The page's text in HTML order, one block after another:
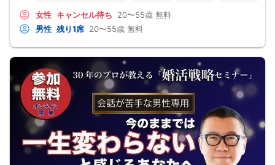
これらすべて、
奥手男子に合わない方法です。
なぜなら、趣味や共通の話題などをしても
次につなげようとすればするほど、
男性中心で考えていることが伝わり、
気づかないうちに「女性の信頼」を失ってしまう。
さらに、出会いの数を増やしても
気になる女性を目の前にすると、
「好印象に思われたい。嫌われたくない。」
という気持ちが強くなり、
どうしても当たり障りない会話してしまう。
その結果、彼女できるチャンスを
逃している奥手男子がめっちゃ多いからです。
でも、安心してください！
女性 キャンセル待ち 20〜55歳 無料
男性 残り1席 20〜55歳 無料